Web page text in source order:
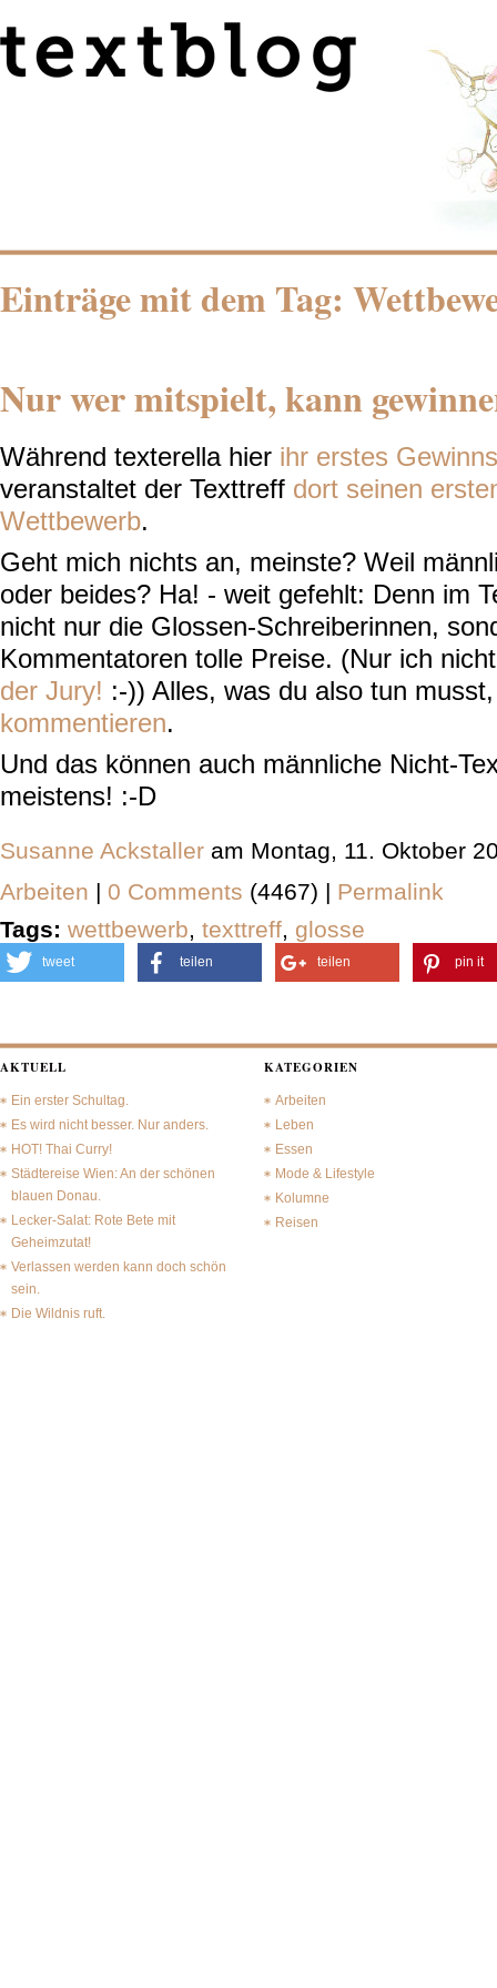
Einträge mit dem Tag:
Nur wer mitspielt, kann
Während texterella hier ihr erstes
veranstaltet der Texttreff dort seinen
Wettbewerb.
Geht mich nichts an, meinste? Weil
oder beides? Ha! - weit gefehlt: Denn im
nicht nur die Glossen-Schreiberinnen,
Kommentatoren tolle Preise. (Nur ich
der Jury! :-)) Alles, was du also tun
kommentieren.
Und das können auch männliche Nicht-
meistens! :-D
Susanne Ackstaller am Montag, 11. Oktober
Arbeiten | 0 Comments (4467) | Permalink
Tags: wettbewerb, texttreff, glosse
tweet teilen teilen pin it
AKTUELL
Ein erster Schultag.
Es wird nicht besser. Nur anders.
HOT! Thai Curry!
Städtereise Wien: An der schönen
blauen Donau.
Lecker-Salat: Rote Bete mit
Geheimzutat!
Verlassen werden kann doch schön
sein.
Die Wildnis ruft.
KATEGORIEN
Arbeiten
Leben
Essen
Mode & Lifestyle
Kolumne
Reisen